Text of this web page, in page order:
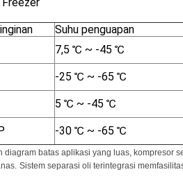
Suhu penguapan
7,5 ℃ ~ -45 ℃
-25 ℃ ~ -65 ℃
5 ℃ ~ -45 ℃
-30 ℃ ~ -65 ℃
batas aplikasi yang luas, kompresor
Sistem separasi oli terintegrasi